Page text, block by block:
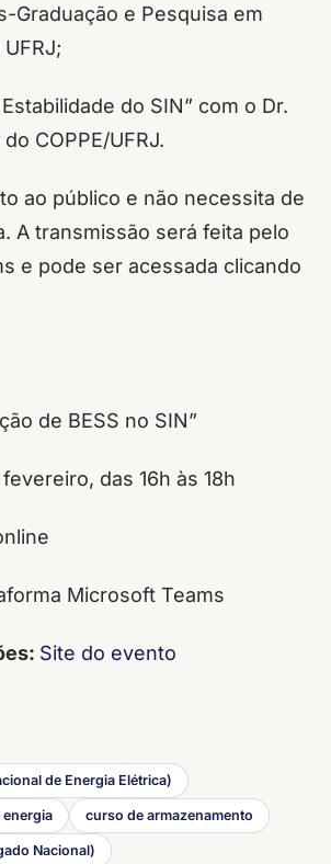
Graduação e Pesquisa em
do SIN” com o Dr.
COPPE/UFRJ.
ao público e não necessita de
A transmissão será feita pelo
e pode ser acessada clicando
de BESS no SIN”
das 16h às 18h
Microsoft Teams
Site do evento
de Energia Elétrica)
energia curso de armazenamento
Nacional)